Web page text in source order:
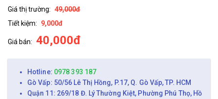
Giá thị trường: 49,000đ
Tiết kiệm:
9,000đ
Giá bán: 40,000đ
Hotline: 0978 393 187
Gò Vấp: 50/56 Lê Thị Hồng, P.17, Q. Gò Vấp, TP. HCM
Quận 11: 269/18 Đ. Lý Thường Kiệt, Phường Phú Thọ, Hồ